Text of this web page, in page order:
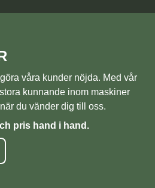
våra kunder nöjda. Med vår
kunnande inom maskiner
du vänder dig till oss.
pris hand i hand.